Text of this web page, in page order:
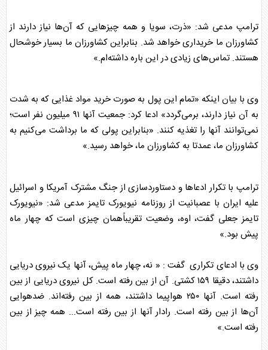
ترامپ مدعی شد: «ذرت، سویا و همه چیزهایی که آن‌ها نیاز دارند از
کشاورزان ما خریداری خواهد شد. بنابراین کشاورزان ما بسیار خوشحال
هستند. تماس‌های زیادی در این باره داشته‌ام.»
وی با بیان اینکه «تمام این پول به صورت خرید مواد غذایی که به شدت
به آن نیاز دارند، برمی‌گردد» ادعا کرد: جمعیت آنها ۹۱ میلیون نفر است؛
نمی‌توانند آنها را تغذیه کنند. «بنابراین پولی که ما برداشت می‌کنیم به
کشاورزان ما، عمدتا به کشاورزان ما، خواهد رسید.»
ترامپ با تکرار ادعاها و دستاوردسازی از جنگ مشترک آمریکا و اسرائیل
علیه ایران با عصبانیت از روزنامه نیویورک تایمز مدعی شد: «نیویورک
تایمز جعلی گفت، اوه، وضعیت تقریباًهمان چیزی است که چهار ماه
پیش بود.»
وی با ادعای تکراری گفت : « نه، چهار ماه پیش، آنها یک نیروی دریایی
داشتند، دقیقا ۱۵۹ کشتی. آن از بین رفته است. کل نیروی دریایی از بین
رفته است. آنها ۲۵۰ هواپیما داشتند، همه از بین رفته‌اند. ضدهوایی
آن‌ها از بین رفته است. رادار آنها از بین رفته است... همه چیز از بین
رفته است.»